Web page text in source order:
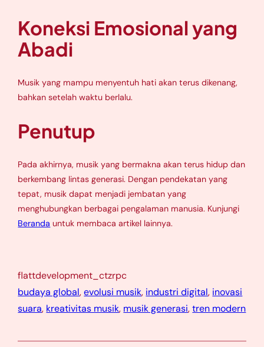
Koneksi Emosional yang
Abadi
Musik yang mampu menyentuh hati akan terus dikenang,
bahkan setelah waktu berlalu.
Penutup
Pada akhirnya, musik yang bermakna akan terus hidup dan
berkembang lintas generasi. Dengan pendekatan yang
tepat, musik dapat menjadi jembatan yang
menghubungkan berbagai pengalaman manusia. Kunjungi
Beranda untuk membaca artikel lainnya.
flattdevelopment_ctzrpc
budaya global, evolusi musik, industri digital, inovasi
suara, kreativitas musik, musik generasi, tren modern